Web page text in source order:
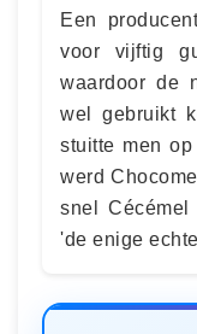
Een
voor vijftig
waardoor de
wel gebruikt
stuitte men
werd
snel
'de enige